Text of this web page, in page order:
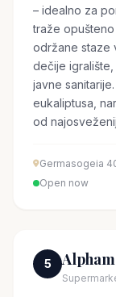
– idealno za
traže
održane staze
dečije
javne
eukaliptusa,
od
Germasogeia
Open now
5